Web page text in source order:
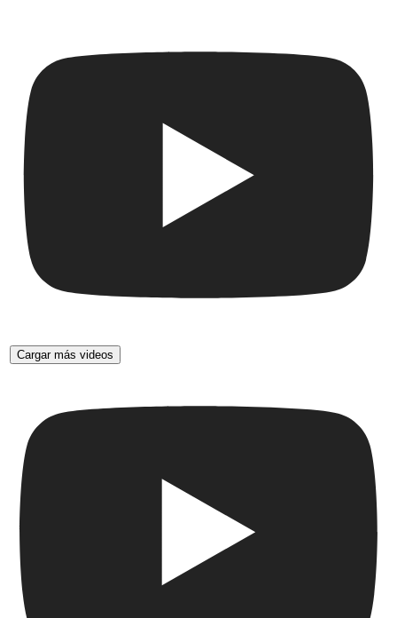
Cargar más videos